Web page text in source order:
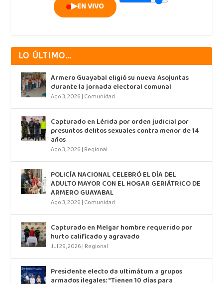
▶EN VIVO
LO ÚLTIMO…
Armero Guayabal eligió su nueva Asojuntas
durante la jornada electoral comunal
Ago 3, 2026 | Comunidad
Capturado en Lérida por orden judicial por
presuntos delitos sexuales contra menor de 14
años
Ago 3, 2026 | Regional
POLICÍA NACIONAL CELEBRÓ EL DÍA DEL
ADULTO MAYOR CON EL HOGAR GERIÁTRICO DE
ARMERO GUAYABAL
Ago 3, 2026 | Comunidad
Capturado en Melgar hombre requerido por
hurto calificado y agravado
Jul 29, 2026 | Regional
Presidente electo da ultimátum a grupos
armados ilegales: “Tienen 10 días para